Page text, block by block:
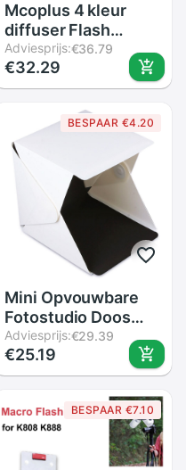
Mcoplus 4 kleur
diffuser Flash
Bounce Kaarten
speelsheid diffuser
op camera voor
Sony A6500 A6300
A6000 NEX6
Camera
Adviesprijs:€36.79
€32.29
BESPAAR €4.20
Mini Opvouwbare
Fotostudio Doos
Fotografie
Achtergrond
Ingebouwde
Lichtbak Fotografie
Led Verlichting Tent
Adviesprijs:€29.39
€25.19
BESPAAR €7.10